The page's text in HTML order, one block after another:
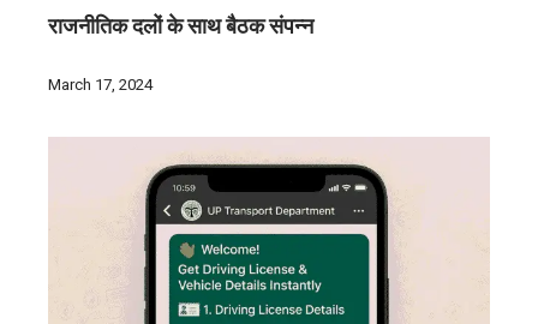
राजनीतिक दलों के साथ बैठक संपन्न
March 17, 2024